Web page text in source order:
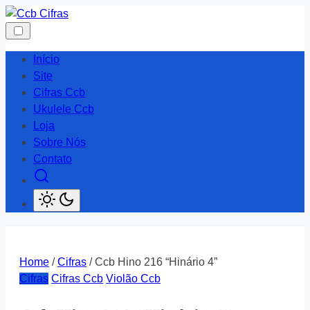
Skip
Início
Site
Cifras Ccb
Ukulele Ccb
Loja
Sobre Nós
Contato
Home /Cifras / Ccb Hino 216 “Hinário 4”
Cifras Cifras Ccb Violão Ccb